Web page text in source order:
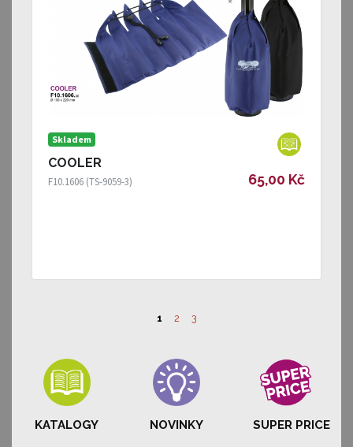
Skladem
COOLER
F10.1606 (TS-9059-3) 65,00 Kč
1 2 3
KATALOGY NOVINKY SUPER PRICE